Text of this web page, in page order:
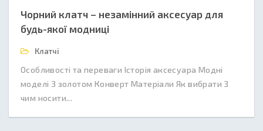
Чорний клатч – незамінний аксесуар для
будь-якої модниці
Клатчі
Особливості та переваги Історія аксесуара Модні
моделі З золотом Конверт Матеріали Як вибрати З
чим носити...